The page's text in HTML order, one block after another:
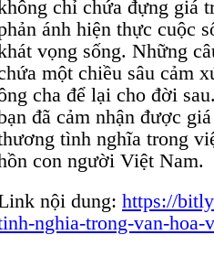
chỉ chứa đựng giá
ánh hiện thực cuộc
vọng sống. Những
một chiều sâu cảm
cha để lại cho đời
đã cảm nhận được
tình nghĩa trong
con người Việt Nam.
nội dung: https://
nghia-trong-van-hoa-